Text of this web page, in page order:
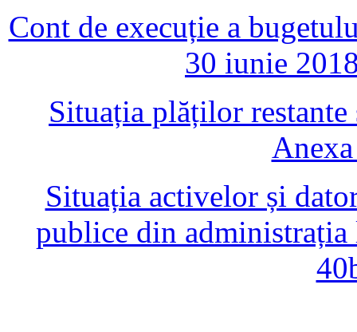
Cont de execuție a
30 iunie
Situația plăților
Situația activelor și
publice din